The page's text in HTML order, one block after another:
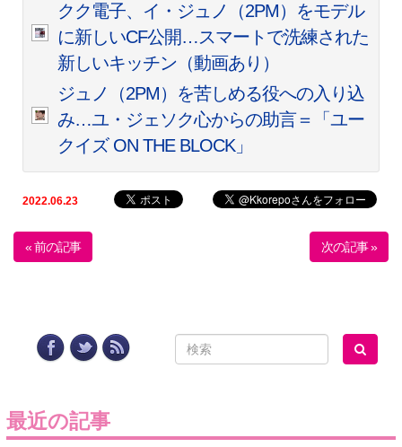
クク電子、イ・ジュノ（2PM）をモデル
に新しいCF公開…スマートで洗練された
新しいキッチン（動画あり）
ジュノ（2PM）を苦しめる役への入り込
み…ユ・ジェソク心からの助言＝「ユー
クイズ ON THE BLOCK」
2022.06.23
« 前の記事 次の記事 »
最近の記事